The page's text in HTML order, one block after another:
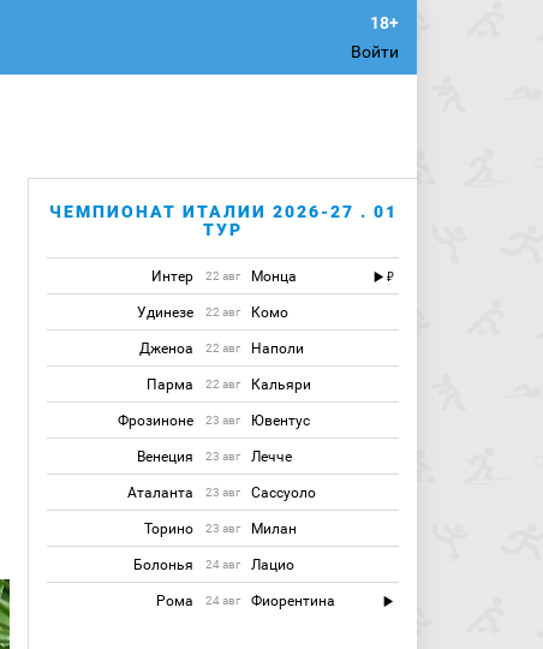
Войти
ЧЕМПИОНАТ ИТАЛИИ 2026-27 . 01
ТУР
Интер 22 авг Монца
Удинезе 22 авг Комо
Дженоа 22 авг Наполи
Парма 22 авг Кальяри
Фрозиноне 23 авг Ювентус
Венеция 23 авг Лечче
Аталанта 23 авг Сассуоло
Торино 23 авг Милан
Болонья 24 авг Лацио
Рома 24 авг Фиорентина